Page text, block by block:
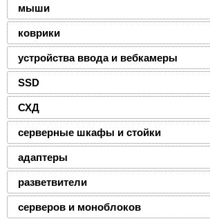
мыши
коврики
устройства ввода и вебкамеры
SSD
СХД
серверные шкафы и стойки
адаптеры
разветвители
серверов и моноблоков